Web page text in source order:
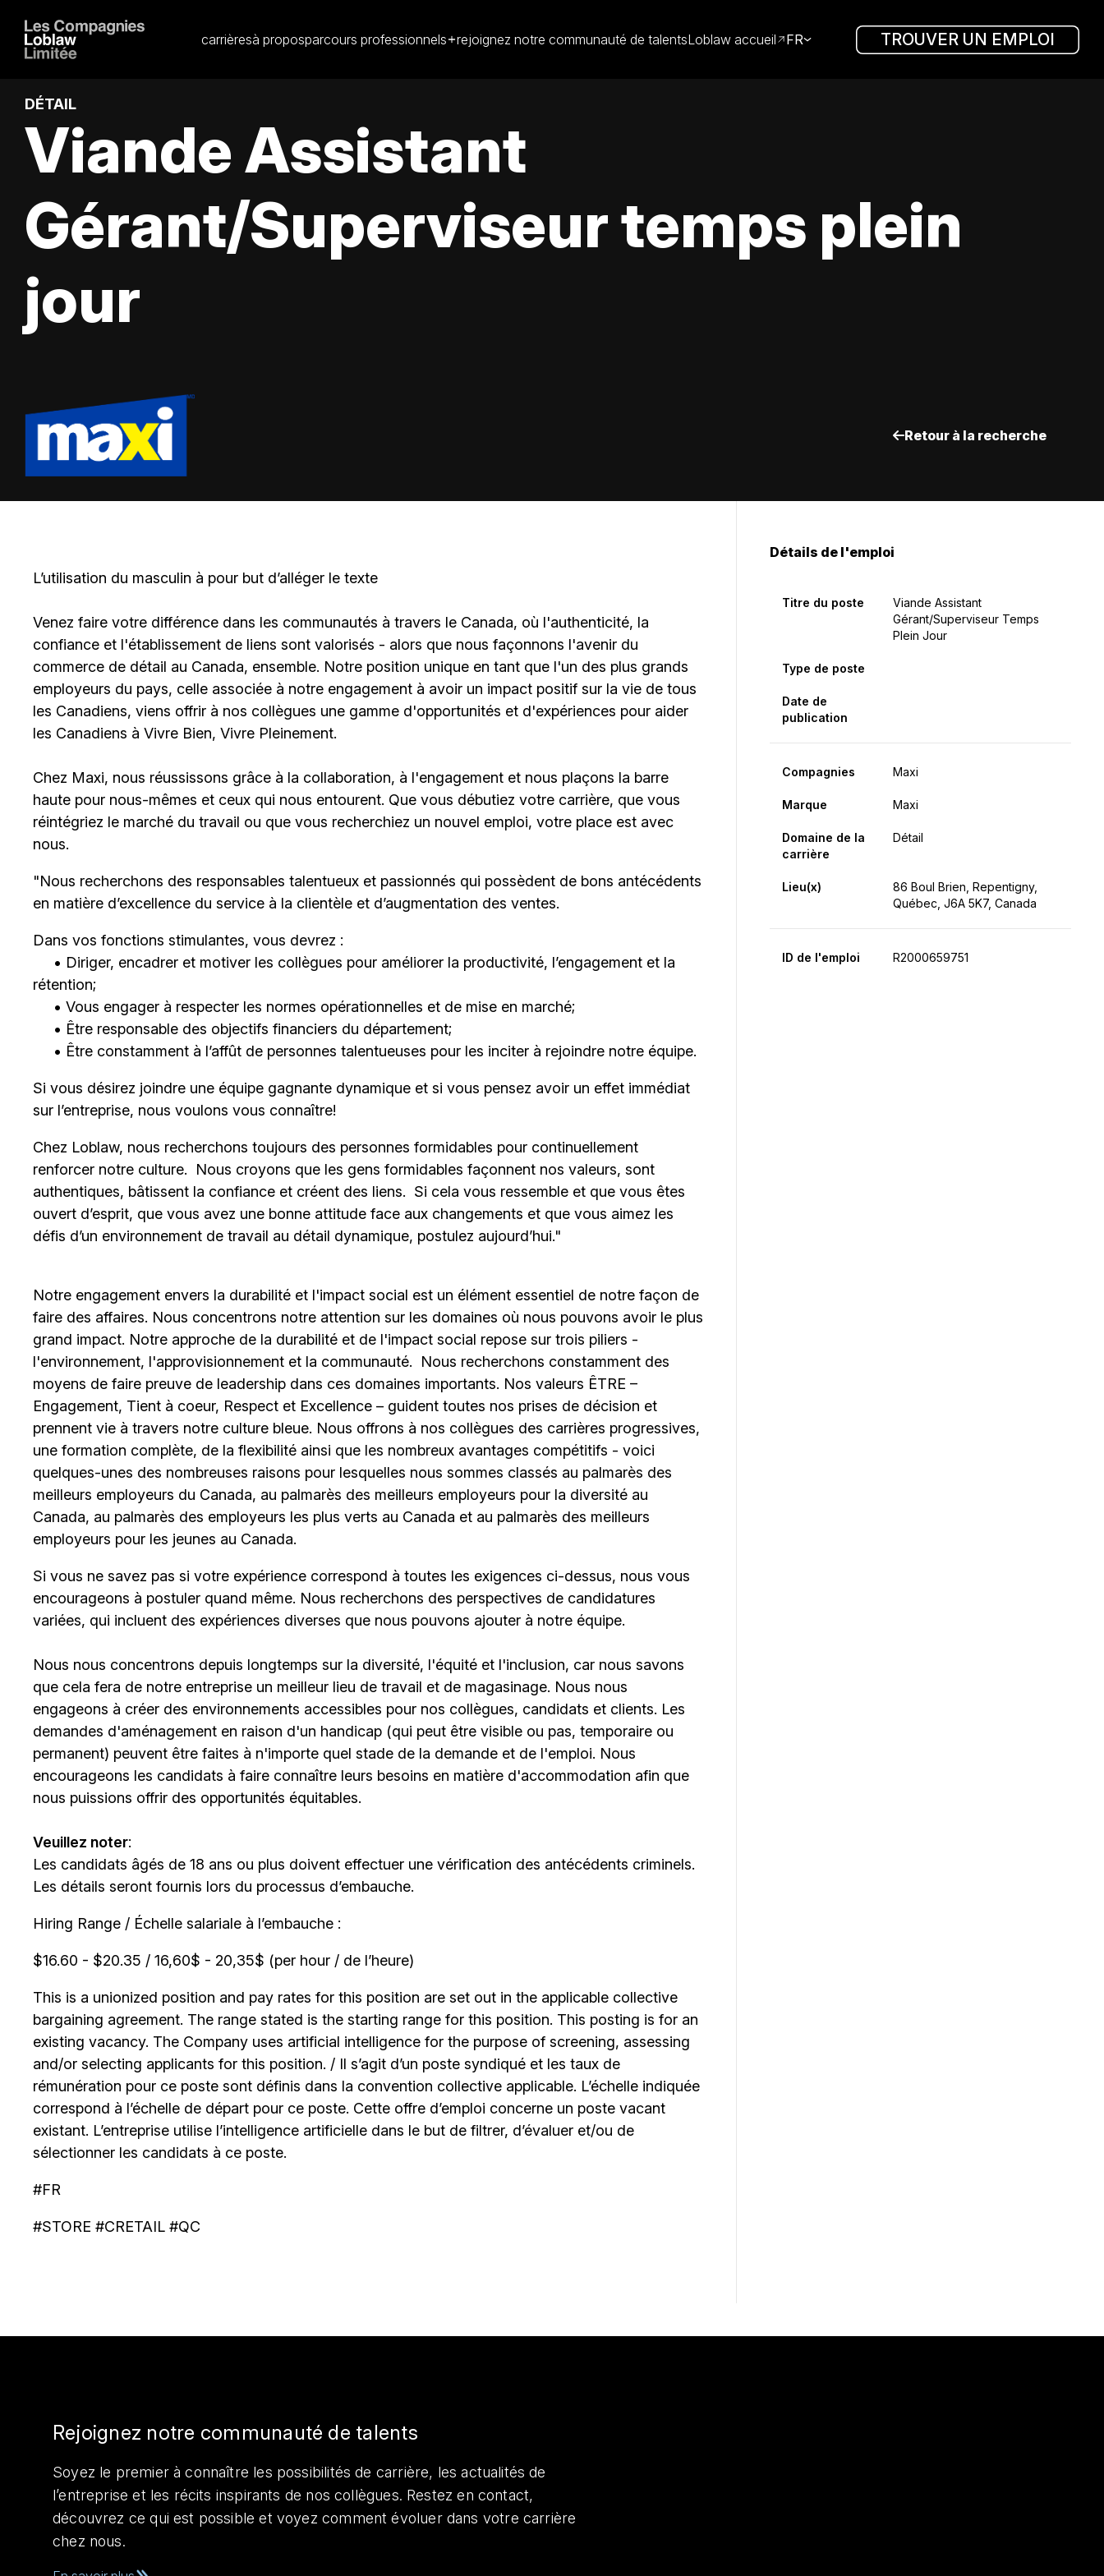
carrièresà proposparcours professionnels rejoignez notre communauté de talentsLoblaw accueil FR TROUVER UN EMPLOI
DÉTAIL
Viande Assistant
Gérant/Superviseur temps plein
jour
Retour à la recherche
L’utilisation du masculin à pour but d’alléger le texte
Venez faire votre différence dans les communautés à travers le Canada, où l'authenticité, la
confiance et l'établissement de liens sont valorisés - alors que nous façonnons l'avenir du
commerce de détail au Canada, ensemble. Notre position unique en tant que l'un des plus grands
employeurs du pays, celle associée à notre engagement à avoir un impact positif sur la vie de tous
les Canadiens, viens offrir à nos collègues une gamme d'opportunités et d'expériences pour aider
les Canadiens à Vivre Bien, Vivre Pleinement.
Chez Maxi, nous réussissons grâce à la collaboration, à l'engagement et nous plaçons la barre
haute pour nous-mêmes et ceux qui nous entourent. Que vous débutiez votre carrière, que vous
réintégriez le marché du travail ou que vous recherchiez un nouvel emploi, votre place est avec
nous.
"Nous recherchons des responsables talentueux et passionnés qui possèdent de bons antécédents
en matière d’excellence du service à la clientèle et d’augmentation des ventes.
Dans vos fonctions stimulantes, vous devrez :
• Diriger, encadrer et motiver les collègues pour améliorer la productivité, l’engagement et la
rétention;
• Vous engager à respecter les normes opérationnelles et de mise en marché;
• Être responsable des objectifs financiers du département;
• Être constamment à l’affût de personnes talentueuses pour les inciter à rejoindre notre équipe.
Si vous désirez joindre une équipe gagnante dynamique et si vous pensez avoir un effet immédiat
sur l’entreprise, nous voulons vous connaître!
Chez Loblaw, nous recherchons toujours des personnes formidables pour continuellement
renforcer notre culture. Nous croyons que les gens formidables façonnent nos valeurs, sont
authentiques, bâtissent la confiance et créent des liens. Si cela vous ressemble et que vous êtes
ouvert d’esprit, que vous avez une bonne attitude face aux changements et que vous aimez les
défis d’un environnement de travail au détail dynamique, postulez aujourd’hui."
Notre engagement envers la durabilité et l'impact social est un élément essentiel de notre façon de
faire des affaires. Nous concentrons notre attention sur les domaines où nous pouvons avoir le plus
grand impact. Notre approche de la durabilité et de l'impact social repose sur trois piliers -
l'environnement, l'approvisionnement et la communauté.
Nous recherchons constamment des
moyens de faire preuve de leadership dans ces domaines importants. Nos valeurs ÊTRE –
Engagement, Tient à coeur, Respect et Excellence – guident toutes nos prises de décision et
prennent vie à travers notre culture bleue. Nous offrons à nos collègues des carrières progressives,
une formation complète, de la flexibilité ainsi que les nombreux avantages compétitifs - voici
quelques-unes des nombreuses raisons pour lesquelles nous sommes classés au palmarès des
meilleurs employeurs du Canada, au palmarès des meilleurs employeurs pour la diversité au
Canada, au palmarès des employeurs les plus verts au Canada et au palmarès des meilleurs
employeurs pour les jeunes au Canada.
Si vous ne savez pas si votre expérience correspond à toutes les exigences ci-dessus, nous vous
encourageons à postuler quand même. Nous recherchons des perspectives de candidatures
variées, qui incluent des expériences diverses que nous pouvons ajouter à notre équipe.
Nous nous concentrons depuis longtemps sur la diversité, l'équité et l'inclusion, car nous savons
que cela fera de notre entreprise un meilleur lieu de travail et de magasinage. Nous nous
engageons à créer des environnements accessibles pour nos collègues, candidats et clients. Les
demandes d'aménagement en raison d'un handicap (qui peut être visible ou pas, temporaire ou
permanent) peuvent être faites à n'importe quel stade de la demande et de l'emploi. Nous
encourageons les candidats à faire connaître leurs besoins en matière d'accommodation afin que
nous puissions offrir des opportunités équitables.
Veuillez noter:
Les candidats âgés de 18 ans ou plus doivent effectuer une vérification des antécédents criminels.
Les détails seront fournis lors du processus d’embauche.
Hiring Range / Échelle salariale à l’embauche :
$16.60 - $20.35 / 16,60$ - 20,35$ (per hour / de l’heure)
This is a unionized position and pay rates for this position are set out in the applicable collective
bargaining agreement. The range stated is the starting range for this position. This posting is for an
existing vacancy. The Company uses artificial intelligence for the purpose of screening, assessing
and/or selecting applicants for this position. / Il s’agit d’un poste syndiqué et les taux de
rémunération pour ce poste sont définis dans la convention collective applicable. L’échelle indiquée
correspond à l’échelle de départ pour ce poste. Cette offre d’emploi concerne un poste vacant
existant. L’entreprise utilise l’intelligence artificielle dans le but de filtrer, d’évaluer et/ou de
sélectionner les candidats à ce poste.
#FR
#STORE #CRETAIL #QC
Détails de l'emploi
Titre du poste
Viande Assistant
Gérant/Superviseur Temps
Plein Jour
Type de poste
Date de
publication
Compagnies Maxi
Marque Maxi
Domaine de la
carrière
Détail
Lieu(x)
86 Boul Brien, Repentigny,
Québec, J6A 5K7, Canada
ID de l'emploi R2000659751
Rejoignez notre communauté de talents
Soyez le premier à connaître les possibilités de carrière, les actualités de
l’entreprise et les récits inspirants de nos collègues. Restez en contact,
découvrez ce qui est possible et voyez comment évoluer dans votre carrière
chez nous.